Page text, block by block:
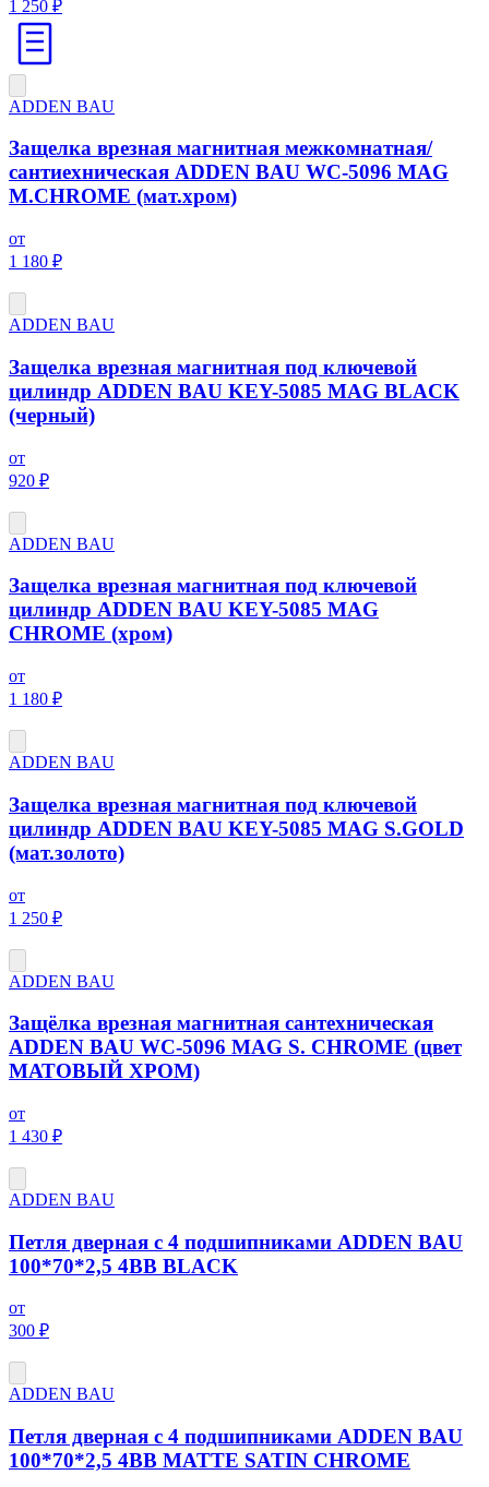
1 250 ₽
ADDEN BAU
Защелка врезная магнитная межкомнатная/
сантиехническая ADDEN BAU WC-5096 MAG
М.CHROME (мат.хром)
от
1 180 ₽
ADDEN BAU
Защелка врезная магнитная под ключевой
цилиндр ADDEN BAU KEY-5085 MAG BLACK
(черный)
от
920 ₽
ADDEN BAU
Защелка врезная магнитная под ключевой
цилиндр ADDEN BAU KEY-5085 MAG
CHROME (хром)
от
1 180 ₽
ADDEN BAU
Защелка врезная магнитная под ключевой
цилиндр ADDEN BAU KEY-5085 MAG S.GOLD
(мат.золото)
от
1 250 ₽
ADDEN BAU
Защёлка врезная магнитная сантехническая
ADDEN BAU WC-5096 MAG S. CHROME (цвет
МАТОВЫЙ ХРОМ)
от
1 430 ₽
ADDEN BAU
Петля дверная с 4 подшипниками ADDEN BAU
100*70*2,5 4BB BLACK
от
300 ₽
ADDEN BAU
Петля дверная с 4 подшипниками ADDEN BAU
100*70*2,5 4BB MATTE SATIN CHROME